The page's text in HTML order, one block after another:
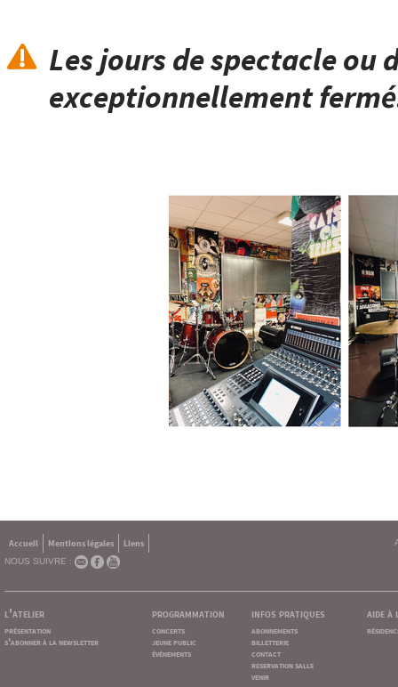
Les jours de spectacle ou
exceptionnellement
Accueil Mentions légales
Liens
NOUS SUIVRE :
l'atelier
présentation
s'abonner à la newsletter
programmation
concerts
jeune public
événements
infos pratiques
abonnements
billetterie
contact
reservation salle
venir
aide